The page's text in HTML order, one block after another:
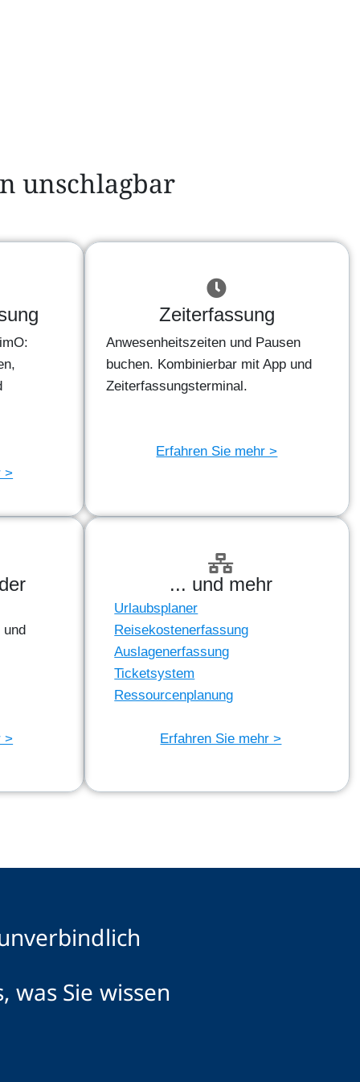
unschlagbar
>
Zeiterfassung
Anwesenheitszeiten und Pausen
buchen. Kombinierbar mit App und
Zeiterfassungsterminal.
Erfahren Sie mehr >
und
>
... und mehr
Urlaubsplaner
Reisekostenerfassung
Auslagenerfassung
Ticketsystem
Ressourcenplanung
Erfahren Sie mehr >
Sie wissen